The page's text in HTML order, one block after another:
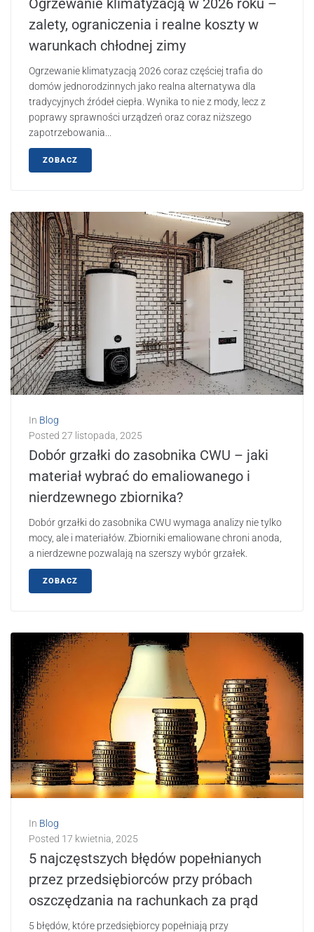
Ogrzewanie klimatyzacją w 2026 roku –
zalety, ograniczenia i realne koszty w
warunkach chłodnej zimy
Ogrzewanie klimatyzacją 2026 coraz częściej trafia do
domów jednorodzinnych jako realna alternatywa dla
tradycyjnych źródeł ciepła. Wynika to nie z mody, lecz z
poprawy sprawności urządzeń oraz coraz niższego
zapotrzebowania...
ZOBACZ
In Blog
Posted 27 listopada, 2025
Dobór grzałki do zasobnika CWU – jaki
materiał wybrać do emaliowanego i
nierdzewnego zbiornika?
Dobór grzałki do zasobnika CWU wymaga analizy nie tylko
mocy, ale i materiałów. Zbiorniki emaliowane chroni anoda,
a nierdzewne pozwalają na szerszy wybór grzałek.
ZOBACZ
In Blog
Posted 17 kwietnia, 2025
5 najczęstszych błędów popełnianych
przez przedsiębiorców przy próbach
oszczędzania na rachunkach za prąd
5 błędów, które przedsiębiorcy popełniają przy